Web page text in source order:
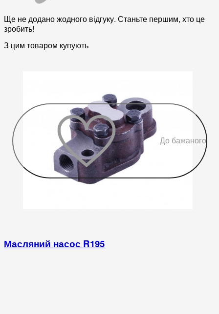
Ще не додано жодного відгуку. Станьте першим, хто це
зробить!
З цим товаром купують
До бажаного
Масляний насос R195